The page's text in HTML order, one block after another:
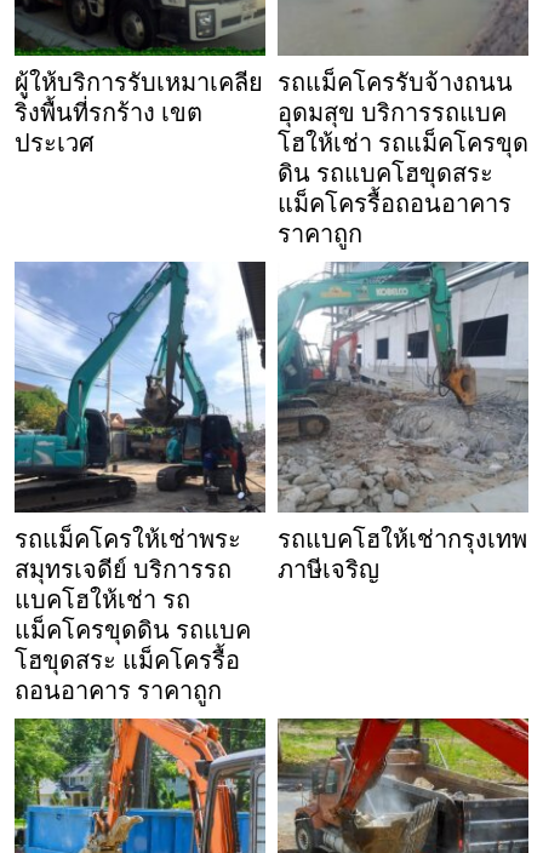
ผู้ให้บริการรับเหมาเคลีย
ริ่งพื้นที่รกร้าง เขต
ประเวศ
รถแม็คโครรับจ้างถนน
อุดมสุข บริการรถแบค
โฮให้เช่า รถแม็คโครขุด
ดิน รถแบคโฮขุดสระ
แม็คโครรื้อถอนอาคาร
ราคาถูก
รถแม็คโครให้เช่าพระ
สมุทรเจดีย์ บริการรถ
แบคโฮให้เช่า รถ
แม็คโครขุดดิน รถแบค
โฮขุดสระ แม็คโครรื้อ
ถอนอาคาร ราคาถูก
รถแบคโฮให้เช่ากรุงเทพ
ภาษีเจริญ